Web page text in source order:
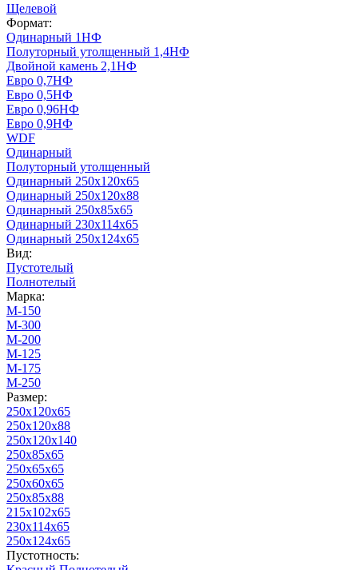
Щелевой
Формат:
Одинарный 1НФ
Полуторный утолщенный 1,4НФ
Двойной камень 2,1НФ
Евро 0,7НФ
Евро 0,5НФ
Евро 0,96НФ
Евро 0,9НФ
WDF
Одинарный
Полуторный утолщенный
Одинарный 250х120х65
Одинарный 250х120х88
Одинарный 250х85х65
Одинарный 230х114х65
Одинарный 250х124х65
Вид:
Пустотелый
Полнотелый
Марка:
М-150
М-300
М-200
М-125
М-175
М-250
Размер:
250х120х65
250х120х88
250х120х140
250х85х65
250х65х65
250х60х65
250х85х88
215х102х65
230х114х65
250х124х65
Пустотность: